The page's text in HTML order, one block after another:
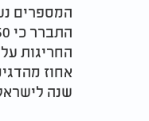
המספרים
שנה